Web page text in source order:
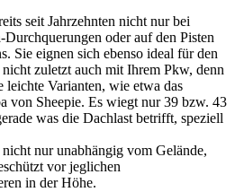
seit Jahrzehnten nicht nur bei
oder auf den Pisten
Sie eignen sich ebenso ideal für den
zuletzt auch mit Ihrem Pkw, denn
Varianten, wie etwa das
von Sheepie. Es wiegt nur 39 bzw. 43
was die Dachlast betrifft, speziell
nur unabhängig vom Gelände,
vor jeglichen
in der Höhe.